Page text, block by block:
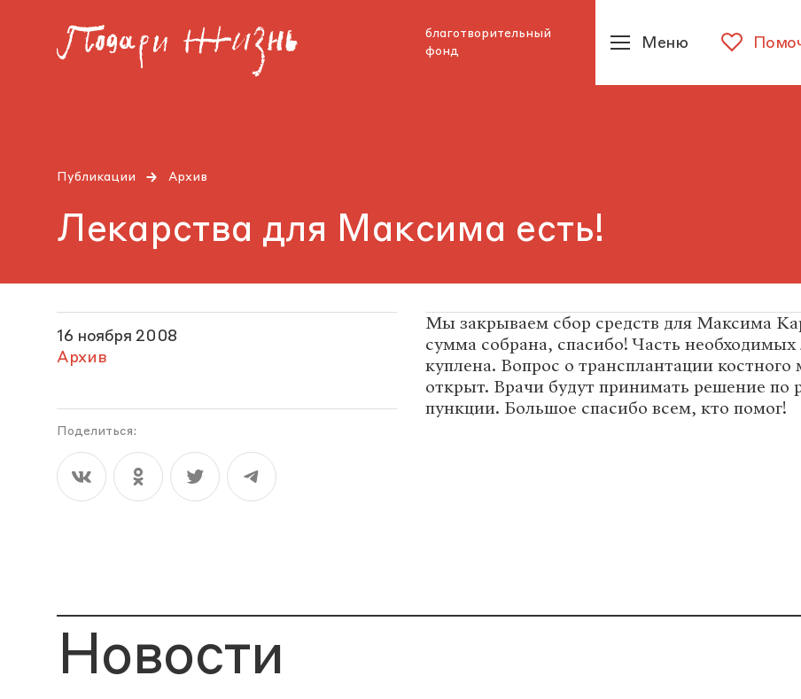
благотворительный
фонд
Меню
Публикации Архив
Лекарства для Максима есть!
16 ноября 2008
Архив
Поделиться:
Мы закрываем сбор средств для Максима
сумма собрана, спасибо! Часть необходимых
куплена. Вопрос о трансплантации костного
открыт. Врачи будут принимать решение по
пункции. Большое спасибо всем, кто помог!
Новости